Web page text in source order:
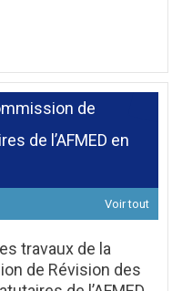
de
de l’AFMED en
Voir tout
travaux de la
de Révision des